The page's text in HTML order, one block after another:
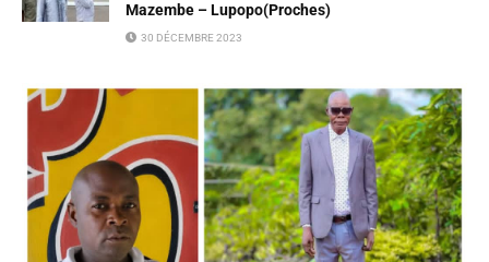
Mazembe – Lupopo(Proches)
30 DÉCEMBRE 2023